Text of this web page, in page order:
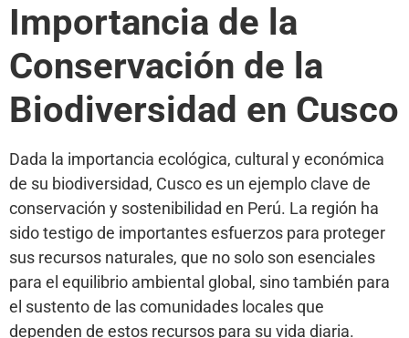
Importancia de la
Conservación de la
Biodiversidad en Cusco
Dada la importancia ecológica, cultural y económica
de su biodiversidad, Cusco es un ejemplo clave de
conservación y sostenibilidad en Perú. La región ha
sido testigo de importantes esfuerzos para proteger
sus recursos naturales, que no solo son esenciales
para el equilibrio ambiental global, sino también para
el sustento de las comunidades locales que
dependen de estos recursos para su vida diaria.